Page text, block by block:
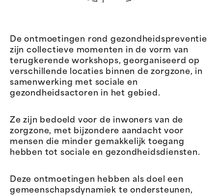
De ontmoetingen rond gezondheidspreventie
zijn collectieve momenten in de vorm van
terugkerende workshops, georganiseerd op
verschillende locaties binnen de zorgzone, in
samenwerking met sociale en
gezondheidsactoren in het gebied.
Ze zijn bedoeld voor de inwoners van de
zorgzone, met bijzondere aandacht voor
mensen die minder gemakkelijk toegang
hebben tot sociale en gezondheidsdiensten.
Deze ontmoetingen hebben als doel een
gemeenschapsdynamiek te ondersteunen,